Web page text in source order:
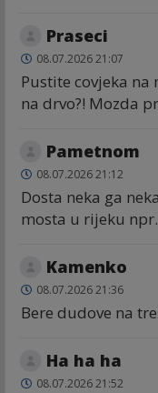
Praseci
08.07.2026 21:07
Pustite covjeka
na drvo?! Mozda
Pametnom
08.07.2026 21:12
Dosta neka ga
mosta u rijeku
Kamenko
08.07.2026 21:36
Bere dudove na
Ha ha ha
08.07.2026 21:52